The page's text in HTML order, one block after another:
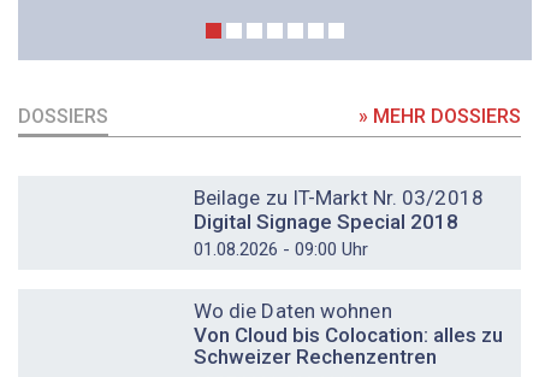
DOSSIERS » MEHR DOSSIERS
Beilage zu IT-Markt Nr. 03/2018
Digital Signage Special 2018
01.08.2026 - 09:00 Uhr
Wo die Daten wohnen
Von Cloud bis Colocation: alles zu
Schweizer Rechenzentren